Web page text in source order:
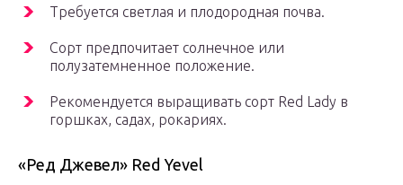
Требуется светлая и плодородная почва.
Сорт предпочитает солнечное или
полузатемненное положение.
Рекомендуется выращивать сорт Red Lady в
горшках, садах, рокариях.
«Ред Джевел» Red Yevel